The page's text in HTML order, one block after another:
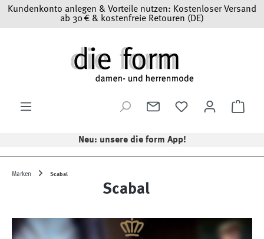
Zum Hauptinhalt springen
Kundenkonto anlegen & Vorteile nutzen: Kostenloser Versand
ab 30 € & kostenfreie Retouren (DE)
Neu: unsere die form App!
Marken Scabal
Scabal